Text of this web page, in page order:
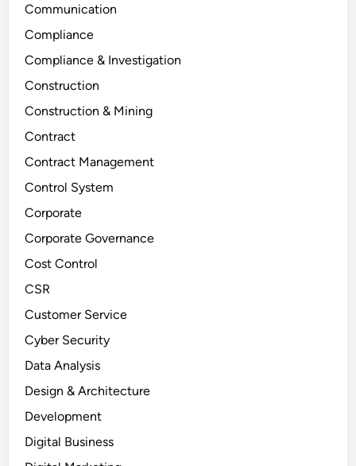
Communication
Compliance
Compliance & Investigation
Construction
Construction & Mining
Contract
Contract Management
Control System
Corporate
Corporate Governance
Cost Control
CSR
Customer Service
Cyber Security
Data Analysis
Design & Architecture
Development
Digital Business